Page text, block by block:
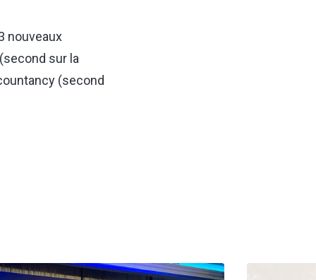
nouveaux
sur la
(second